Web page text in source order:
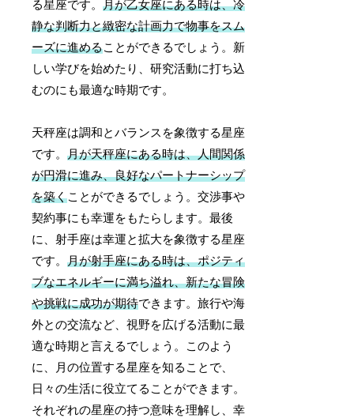
る星座です。月が乙女座にある時は、冷
静な判断力と緻密な計画力で物事をスム
ーズに進めることができるでしょう。新
しい学びを始めたり、研究活動に打ち込
むのにも最適な時期です。
天秤座は調和とバランスを象徴する星座
です。月が天秤座にある時は、人間関係
が円滑に進み、良好なパートナーシップ
を築くことができるでしょう。交渉事や
契約事にも幸運をもたらします。最後
に、射手座は幸運と拡大を象徴する星座
です。月が射手座にある時は、ポジティ
ブなエネルギーに満ち溢れ、新たな冒険
や挑戦に成功が期待できます。旅行や海
外との交流など、視野を広げる活動に最
適な時期と言えるでしょう。このよう
に、月の位置する星座を知ることで、
日々の生活に役立てることができます。
それぞれの星座の持つ意味を理解し、幸